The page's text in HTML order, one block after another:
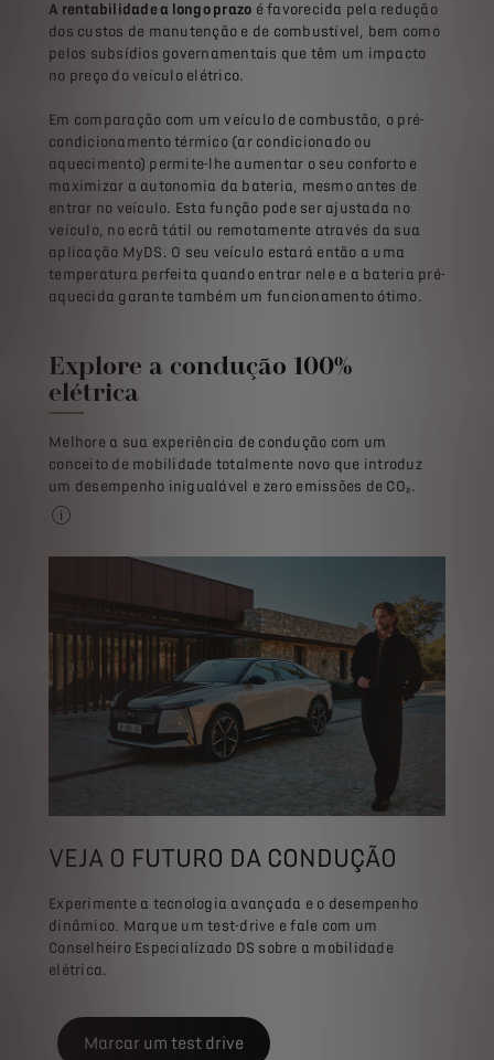
A rentabilidade a longo prazo é favorecida pela redução
dos custos de manutenção e de combustível, bem como
pelos subsídios governamentais que têm um impacto
no preço do veículo elétrico.
Em comparação com um veículo de combustão, o pré-
condicionamento térmico (ar condicionado ou
aquecimento) permite-lhe aumentar o seu conforto e
maximizar a autonomia da bateria, mesmo antes de
entrar no veículo. Esta função pode ser ajustada no
veículo, no ecrã tátil ou remotamente através da sua
aplicação MyDS. O seu veículo estará então a uma
temperatura perfeita quando entrar nele e a bateria pré-
aquecida garante também um funcionamento ótimo.
Explore a condução 100%
elétrica
Melhore a sua experiência de condução com um
conceito de mobilidade totalmente novo que introduz
um desempenho inigualável e zero emissões de CO₂.
VEJA O FUTURO DA CONDUÇÃO
Experimente a tecnologia avançada e o desempenho
dinâmico. Marque um test-drive e fale com um
Conselheiro Especializado DS sobre a mobilidade
elétrica.
Marcar um test drive